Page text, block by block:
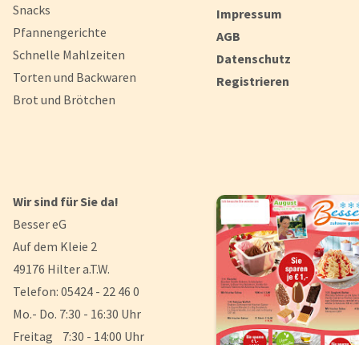
Snacks
Pfannengerichte
Schnelle Mahlzeiten
Torten und Backwaren
Brot und Brötchen
Impressum
AGB
Datenschutz
Registrieren
Wir sind für Sie da!
Besser eG
Auf dem Kleie 2
49176 Hilter a.T.W.
Telefon: 05424 - 22 46 0
Mo.- Do. 7:30 - 16:30 Uhr
Freitag 7:30 - 14:00 Uhr